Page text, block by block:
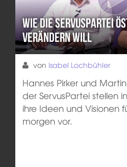
Wie die ServusPartei
verändern will
von Isabel Lochbühler
Hannes Pirker und
der ServusPartei stellen
ihre Ideen und Visionen
morgen vor.